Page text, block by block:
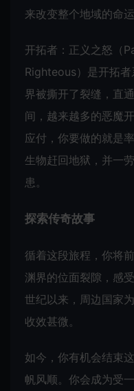
来改变整个地域的命运
开拓者：正义之怒（
Righteous）是开拓
界被撕开了裂缝，直
间，越来越多的恶魔
应付，你要做的就是
生物赶回地狱，并一
患。
探索传奇故事
循着这段旅程，你将
渊界的位面裂隙，感
世纪以来，周边国家
收效甚微。
如今，你有机会结束
帆风顺。你会成为受